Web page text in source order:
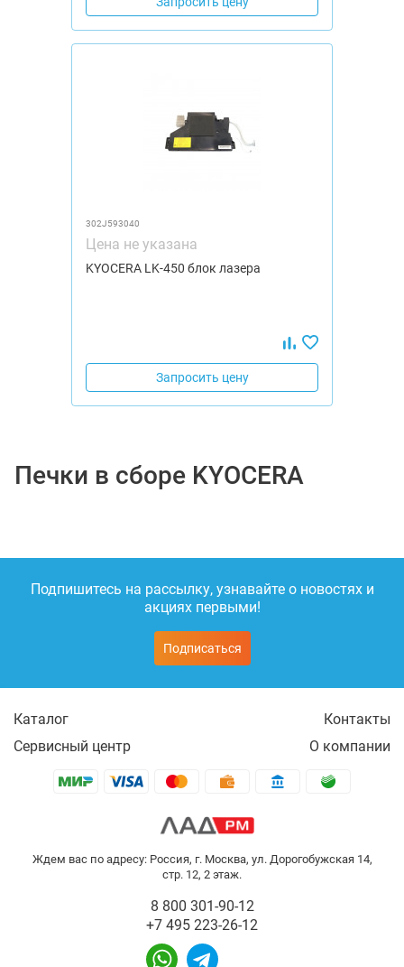
302J593040
Цена не указана
KYOCERA LK-450 блок лазера
Запросить цену
Печки в сборе KYOCERA
Подпишитесь на рассылку, узнавайте о новостях и
акциях первыми!
Подписаться
Каталог
Контакты
Сервисный центр
О компании
Ждем вас по адресу: Россия, г. Москва, ул. Дорогобужская 14,
стр. 12, 2 этаж.
8 800 301-90-12
+7 495 223-26-12